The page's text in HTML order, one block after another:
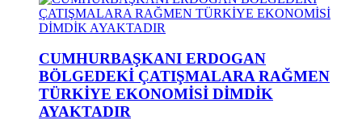
CUMHURBAŞKANI ERDOGAN
BÖLGEDEKİ ÇATIŞMALARA RAĞMEN
TÜRKİYE EKONOMİSİ DİMDİK
AYAKTADIR